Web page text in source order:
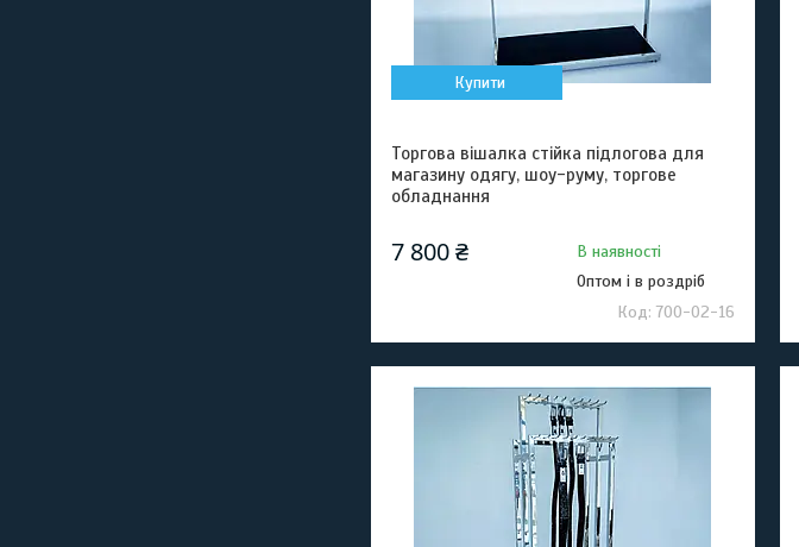
Купити
Торгова вішалка стійка підлогова для
магазину одягу, шоу-руму, торгове
обладнання
7 800 ₴
В наявності
Оптом і в роздріб
700-02-16